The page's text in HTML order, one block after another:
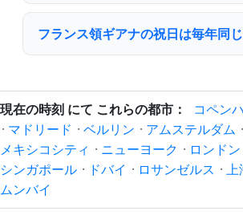
フランス領ギアナの祝日は毎年同
現在の時刻 にて これらの都市： コペン
· マドリード · ベルリン · アムステルダム ·
メキシコシティ · ニューヨーク · ロンドン
シンガポール · ドバイ · ロサンゼルス · 上
ムンバイ